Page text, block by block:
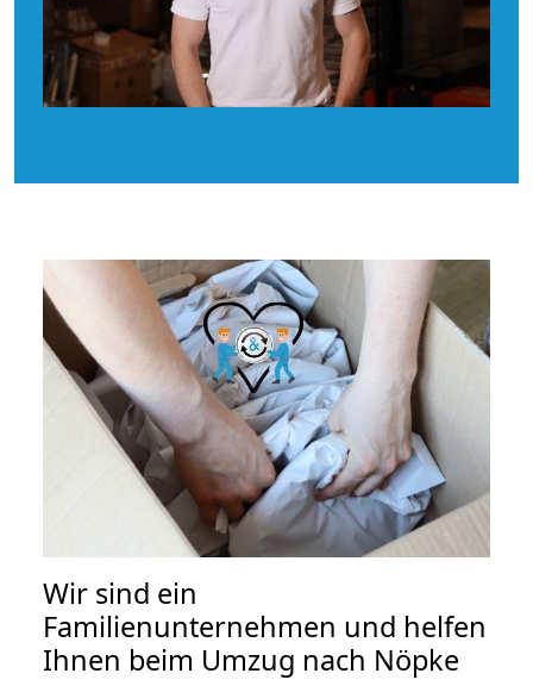
Wir sind ein
Familienunternehmen und helfen
Ihnen beim Umzug nach Nöpke